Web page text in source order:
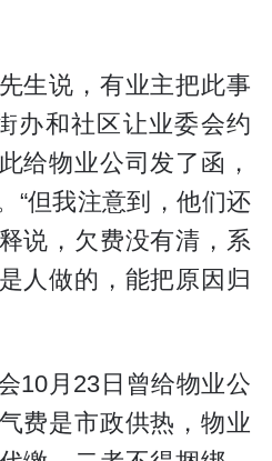
生说，有业主把此事
办和社区让业委会约
给物业公司发了函，
“但我注意到，他们还
说，欠费没有清，系
人做的，能把原因归
10月23日曾给物业公
费是市政供热，物业